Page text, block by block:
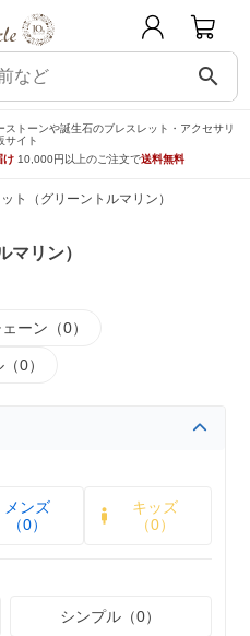
search
トーンや誕生石のブレスレット・アクセサリ
サイト
け 10,000円以上のご注文で送料無料
ト（グリーントルマリン）
マリン）
ーン（0）
0）
メンズ
（0）
キッズ
（0）
シンプル（0）